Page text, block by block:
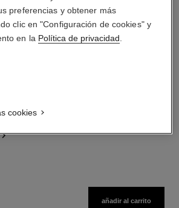
añadir al carrito
preferencias y obtener más
clic en "Configuración de cookies" y
en la Política de privacidad
cookies